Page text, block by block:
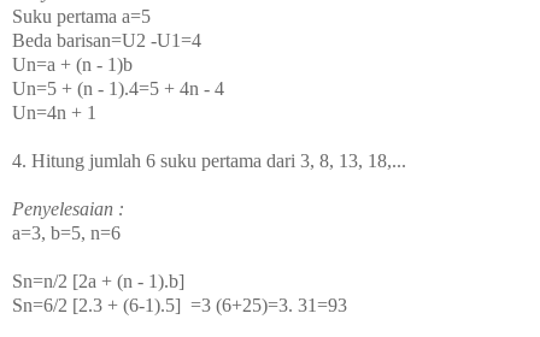
Suku pertama a=5
Beda barisan=U2 -U1=4
Un=a + (n - 1)b
Un=5 + (n - 1).4=5 + 4n - 4
Un=4n + 1
4. Hitung jumlah 6 suku pertama dari 3, 8, 13, 18,...
Penyelesaian :
a=3, b=5, n=6
Sn=n/2 [2a + (n - 1).b]
Sn=6/2 [2.3 + (6-1).5] =3 (6+25)=3. 31=93